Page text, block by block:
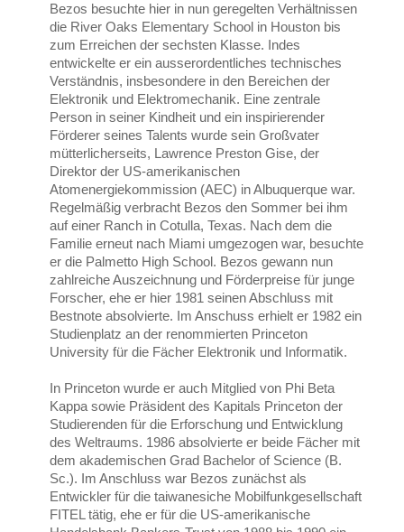
Bezos besuchte hier in nun geregelten Verhältnissen
die River Oaks Elementary School in Houston bis
zum Erreichen der sechsten Klasse. Indes
entwickelte er ein ausserordentliches technisches
Verständnis, insbesondere in den Bereichen der
Elektronik und Elektromechanik. Eine zentrale
Person in seiner Kindheit und ein inspirierender
Förderer seines Talents wurde sein Großvater
mütterlicherseits, Lawrence Preston Gise, der
Direktor der US-amerikanischen
Atomenergiekommission (AEC) in Albuquerque war.
Regelmäßig verbracht Bezos den Sommer bei ihm
auf einer Ranch in Cotulla, Texas. Nach dem die
Familie erneut nach Miami umgezogen war, besuchte
er die Palmetto High School. Bezos gewann nun
zahlreiche Auszeichnung und Förderpreise für junge
Forscher, ehe er hier 1981 seinen Abschluss mit
Bestnote absolvierte. Im Anschuss erhielt er 1982 ein
Studienplatz an der renommierten Princeton
University für die Fächer Elektronik und Informatik.
In Princeton wurde er auch Mitglied von Phi Beta
Kappa sowie Präsident des Kapitals Princeton der
Studierenden für die Erforschung und Entwicklung
des Weltraums. 1986 absolvierte er beide Fächer mit
dem akademischen Grad Bachelor of Science (B.
Sc.). Im Anschluss war Bezos zunächst als
Entwickler für die taiwanesiche Mobilfunkgesellschaft
FITEL tätig, ehe er für die US-amerikanische